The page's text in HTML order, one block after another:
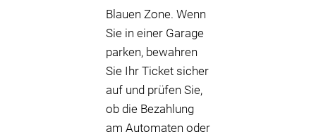
Blauen Zone. Wenn
Sie in einer Garage
parken, bewahren
Sie Ihr Ticket sicher
auf und prüfen Sie,
ob die Bezahlung
am Automaten oder